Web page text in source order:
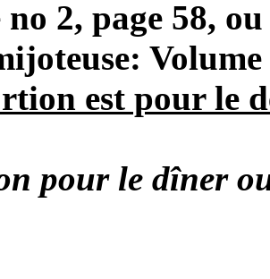
2, page 58,
Volume
est pour le
pour le dîner